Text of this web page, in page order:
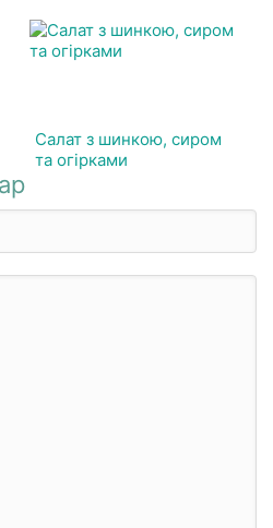
Салат з шинкою, сиром
та огірками